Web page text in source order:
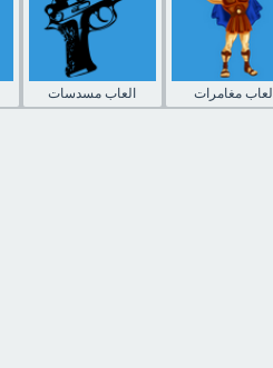
العاب مسدسات العاب مغامرات